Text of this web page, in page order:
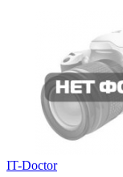
IT-Doctor